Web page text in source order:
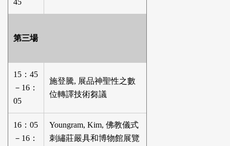
第三場
15：45
－16：
05
施登騰, 展品神聖性之數
位轉譯技術芻議
16：05
－16：
Youngram, Kim, 佛教儀式
刺繡莊嚴具和博物館展覽